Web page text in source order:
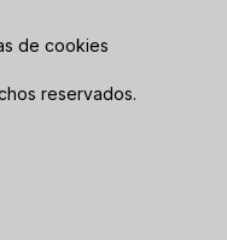
reservados.
de cookies